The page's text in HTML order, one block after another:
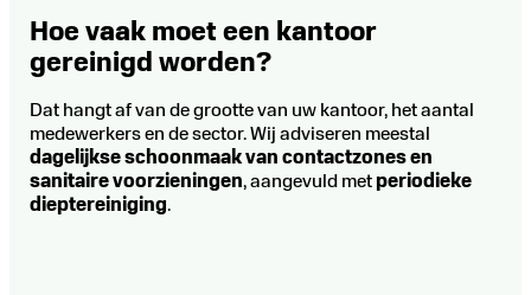
Hoe vaak moet een kantoor
gereinigd worden?
Dat hangt af van de grootte van uw kantoor, het aantal
medewerkers en de sector. Wij adviseren meestal
dagelijkse schoonmaak van contactzones en
sanitaire voorzieningen, aangevuld metperiodieke
dieptereiniging.